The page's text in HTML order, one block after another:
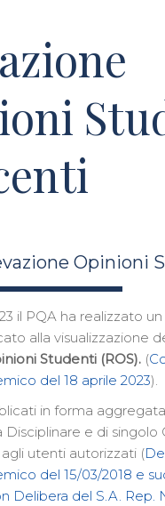
Opinioni
il PQA ha realizzato un
alla visualizzazione
Studenti (ROS). (
del 18 aprile 2023).
in forma
e di singolo
agli utenti autorizzati (
del 15/03/2018 e
Delibera del S.A. Rep.